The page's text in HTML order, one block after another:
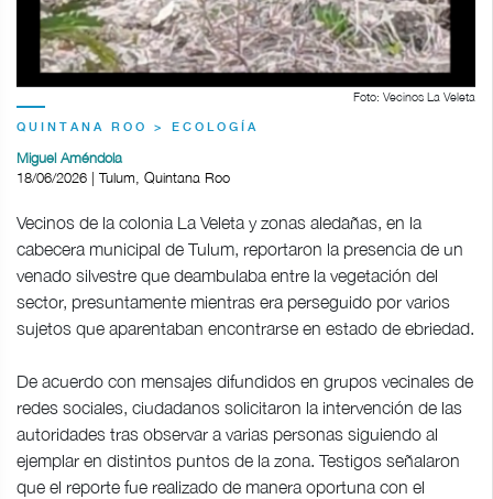
Foto: Vecinos La Veleta
QUINTANA ROO > ECOLOGÍA
Miguel Améndola
18/06/2026 | Tulum, Quintana Roo
Vecinos de la colonia La Veleta y zonas aledañas, en la
cabecera municipal de Tulum, reportaron la presencia de un
venado silvestre que deambulaba entre la vegetación del
sector, presuntamente mientras era perseguido por varios
sujetos que aparentaban encontrarse en estado de ebriedad.
De acuerdo con mensajes difundidos en grupos vecinales de
redes sociales, ciudadanos solicitaron la intervención de las
autoridades tras observar a varias personas siguiendo al
ejemplar en distintos puntos de la zona. Testigos señalaron
que el reporte fue realizado de manera oportuna con el